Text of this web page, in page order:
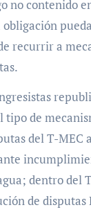
no contenido
obligación
recurrir a
tipo de
del T-MEC
dentro del
de disputas